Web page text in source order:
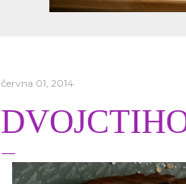
června 01, 2014